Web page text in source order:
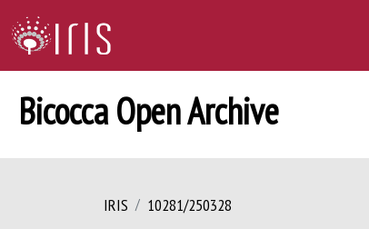
Bicocca Open Archive
IRIS 10281/250328